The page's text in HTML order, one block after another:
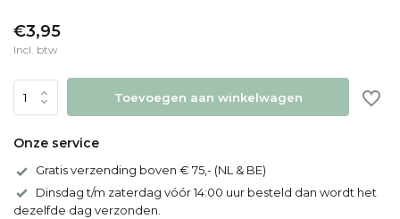
€3,95
Incl. btw
Toevoegen aan winkelwagen
Onze service
Gratis verzending boven € 75,- (NL & BE)
Dinsdag t/m zaterdag vóór 14:00 uur besteld dan wordt het
dezelfde dag verzonden.